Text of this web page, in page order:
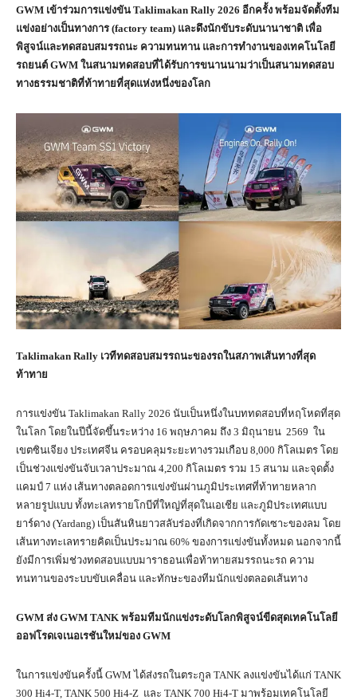
GWM เข้าร่วมการแข่งขัน Taklimakan Rally 2026 อีกครั้ง พร้อมจัดตั้งทีม
แข่งอย่างเป็นทางการ (factory team) และดึงนักขับระดับนานาชาติ เพื่อ
พิสูจน์และทดสอบสมรรถนะ ความทนทาน และการทำงานของเทคโนโลยี
รถยนต์ GWM ในสนามทดสอบที่ได้รับการขนานนามว่าเป็นสนามทดสอบ
ทางธรรมชาติที่ท้าทายที่สุดแห่งหนึ่งของโลก
Taklimakan Rally เวทีทดสอบสมรรถนะของรถในสภาพเส้นทางที่สุด
ท้าทาย
การแข่งขัน Taklimakan Rally 2026 นับเป็นหนึ่งในบททดสอบที่หฤโหดที่สุด
ในโลก โดยในปีนี้จัดขึ้นระหว่าง 16 พฤษภาคม ถึง 3 มิถุนายน 2569 ใน
เขตซินเจียง ประเทศจีน ครอบคลุมระยะทางรวมเกือบ 8,000 กิโลเมตร โดย
เป็นช่วงแข่งขันจับเวลาประมาณ 4,200 กิโลเมตร รวม 15 สนาม และจุดตั้ง
แคมป์ 7 แห่ง เส้นทางตลอดการแข่งขันผ่านภูมิประเทศที่ท้าทายหลาก
หลายรูปแบบ ทั้งทะเลทรายโกบีที่ใหญ่ที่สุดในเอเชีย และภูมิประเทศแบบ
ยาร์ดาง (Yardang) เป็นสันหินยาวสลับร่องที่เกิดจากการกัดเซาะของลม โดย
เส้นทางทะเลทรายคิดเป็นประมาณ 60% ของการแข่งขันทั้งหมด นอกจากนี้
ยังมีการเพิ่มช่วงทดสอบแบบมาราธอนเพื่อท้าทายสมรรถนะรถ ความ
ทนทานของระบบขับเคลื่อน และทักษะของทีมนักแข่งตลอดเส้นทาง
GWM ส่ง GWM TANK พร้อมทีมนักแข่งระดับโลกพิสูจน์ขีดสุดเทคโนโลยี
ออฟโรดเจเนอเรชันใหม่ของ GWM
ในการแข่งขันครั้งนี้ GWM ได้ส่งรถในตระกูล TANK ลงแข่งขันได้แก่ TANK
300 Hi4-T, TANK 500 Hi4-Z และ TANK 700 Hi4-T มาพร้อมเทคโนโลยี